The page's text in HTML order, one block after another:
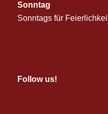
Sonntag
Sonntags für
Follow us!